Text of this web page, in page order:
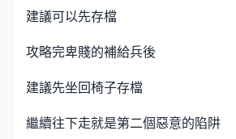
建議可以先存檔
攻略完卑賤的補給兵後
建議先坐回椅子存檔
繼續往下走就是第二個惡意的陷阱